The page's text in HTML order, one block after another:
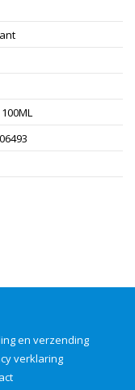
en verzending
verklaring